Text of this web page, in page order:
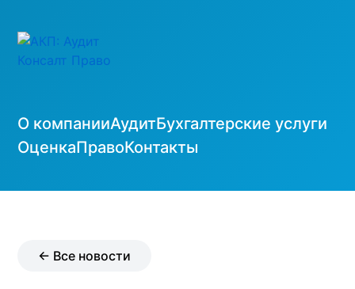
О компанииАудитБухгалтерские услуги
ОценкаПравоКонтакты
← Все новости